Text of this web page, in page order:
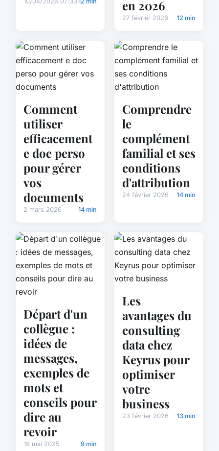
en 2026
27 février 2026 12 min
Comment
utiliser
efficacement
e doc perso
pour gérer
vos
documents
2 mars 2026 14 min
Comprendre
le
complément
familial et ses
conditions
d'attribution
24 février 2026 14 min
Départ d'un
collègue :
idées de
messages,
exemples de
mots et
conseils pour
dire au
revoir
19 mai 2025 9 min
Les
avantages du
consulting
data chez
Keyrus pour
optimiser
votre
business
23 février 2026 13 min